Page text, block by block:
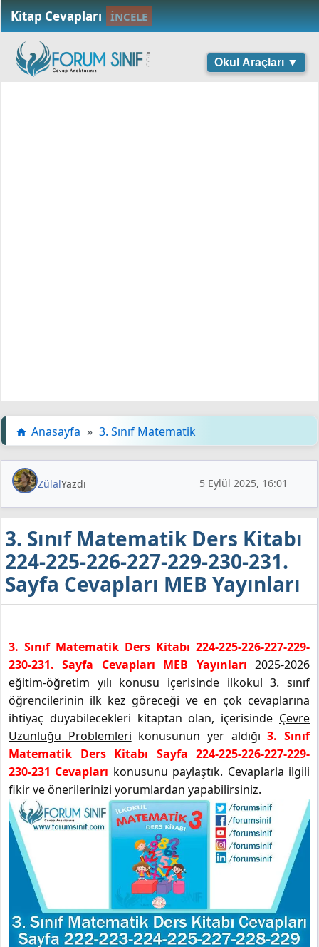
Kitap Cevapları İNCELE
Okul Araçları ▼
Anasayfa » 3. Sınıf Matematik
ZülalYazdı 5 Eylül 2025, 16:01
3. Sınıf Matematik Ders Kitabı
224-225-226-227-229-230-231.
Sayfa Cevapları MEB Yayınları
3. Sınıf Matematik Ders Kitabı 224-225-226-227-229-
230-231. Sayfa Cevapları MEB Yayınları 2025-2026
eğitim-öğretim yılı konusu içerisinde ilkokul 3. sınıf
öğrencilerinin ilk kez göreceği ve en çok cevaplarına
ihtiyaç duyabilecekleri kitaptan olan, içerisinde Çevre
Uzunluğu Problemleri konusunun yer aldığı3. Sınıf
Matematik Ders Kitabı Sayfa 224-225-226-227-229-
230-231 Cevapları konusunu paylaştık. Cevaplarla ilgili
fikir ve önerilerinizi yorumlardan yapabilirsiniz.